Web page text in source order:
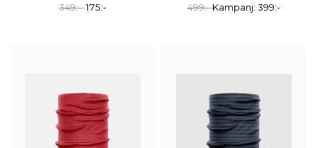
349:-175:- 499:-Kampanj: 399:-